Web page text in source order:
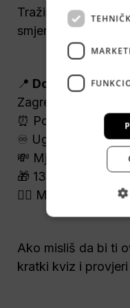
Tražimo
smjeni. 👇
📍 Donji Stupnik
Zagreba)
⏰ Pon-pet, 08:00-
♾️ Ugovor na
💸 Mjesečni bonusi
🎁 13. plaća
🏋️‍♂️ Multisport,
Ako misliš da bi ti
kratki kviz i